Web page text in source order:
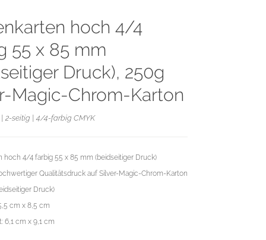
hoch 4/4
55 x 85 mm
Druck), 250g
Magic-Chrom-Karton
| 2-seitig | 4/4-farbig CMYK
hoch 4/4 farbig 55 x 85 mm (beidseitiger Druck)
Qualitätsdruck auf Silver-Magic-Chrom-Karton
Druck)
cm x 8,5 cm
6,1 cm x 9,1 cm